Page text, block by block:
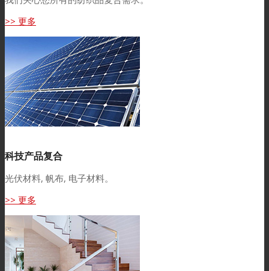
>> 更多
科技产品复合
光伏材料, 帆布, 电子材料。
>> 更多